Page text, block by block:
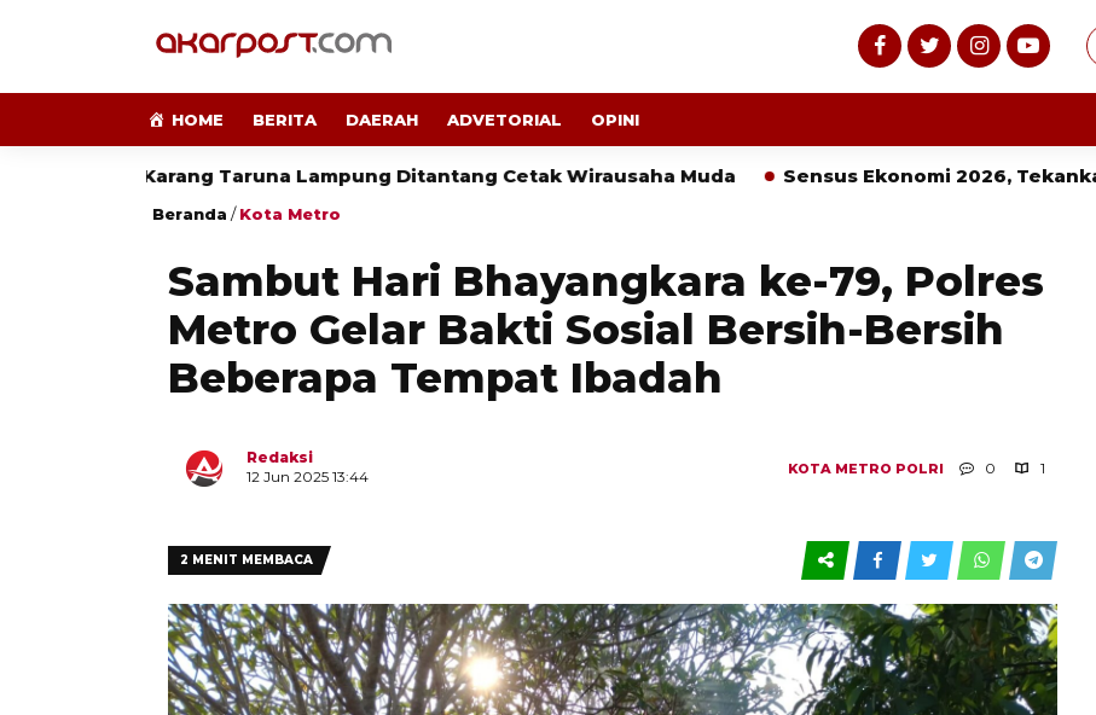
HOME BERITA DAERAH ADVETORIAL OPINI
Taruna Lampung Ditantang Cetak Wirausaha Muda Sensus Ekonomi 2026, Tekankan
Beranda /Kota Metro
Sambut Hari Bhayangkara ke-79, Polres
Metro Gelar Bakti Sosial Bersih-Bersih
Beberapa Tempat Ibadah
Redaksi
12 Jun 2025 13:44
KOTA METRO POLRI 0 1
2 MENIT MEMBACA